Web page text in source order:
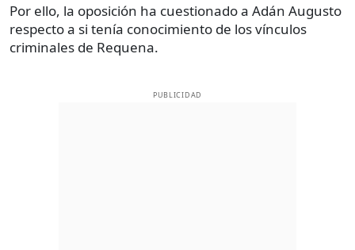
Por ello, la oposición ha cuestionado a Adán Augusto
respecto a si tenía conocimiento de los vínculos
criminales de Requena.
PUBLICIDAD